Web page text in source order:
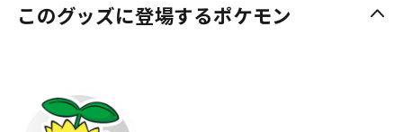
このグッズに登場するポケモン